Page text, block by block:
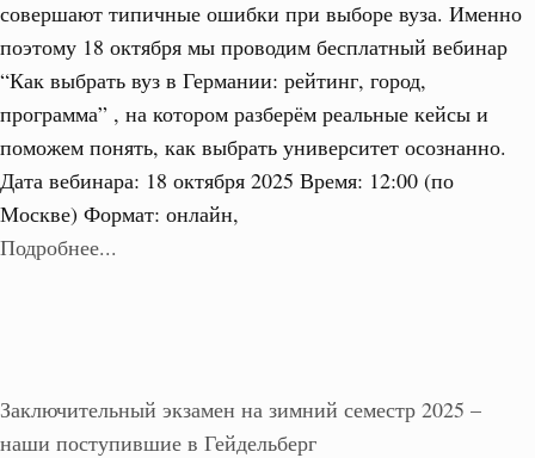
совершают типичные ошибки при выборе вуза. Именно
поэтому 18 октября мы проводим бесплатный вебинар
“Как выбрать вуз в Германии: рейтинг, город,
программа” , на котором разберём реальные кейсы и
поможем понять, как выбрать университет осознанно.
Дата вебинара: 18 октября 2025 Время: 12:00 (по
Москве) Формат: онлайн,
Подробнее...
Заключительный экзамен на зимний семестр 2025 –
наши поступившие в Гейдельберг